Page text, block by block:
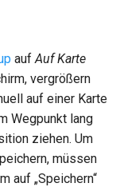
aufAuf Karte
vergrößern
auf einer Karte
Wegpunkt lang
ziehen. Um
müssen
auf „Speichern“